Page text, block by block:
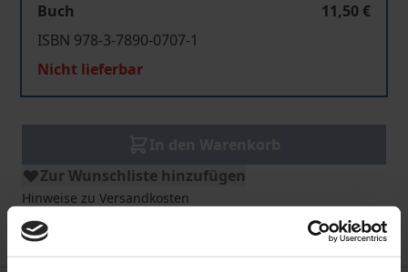
Buch
11,50 €
ISBN 978-3-7890-0707-1
Nicht lieferbar
Zur Wunschliste hinzufügen
Hinweise zu Versandkosten